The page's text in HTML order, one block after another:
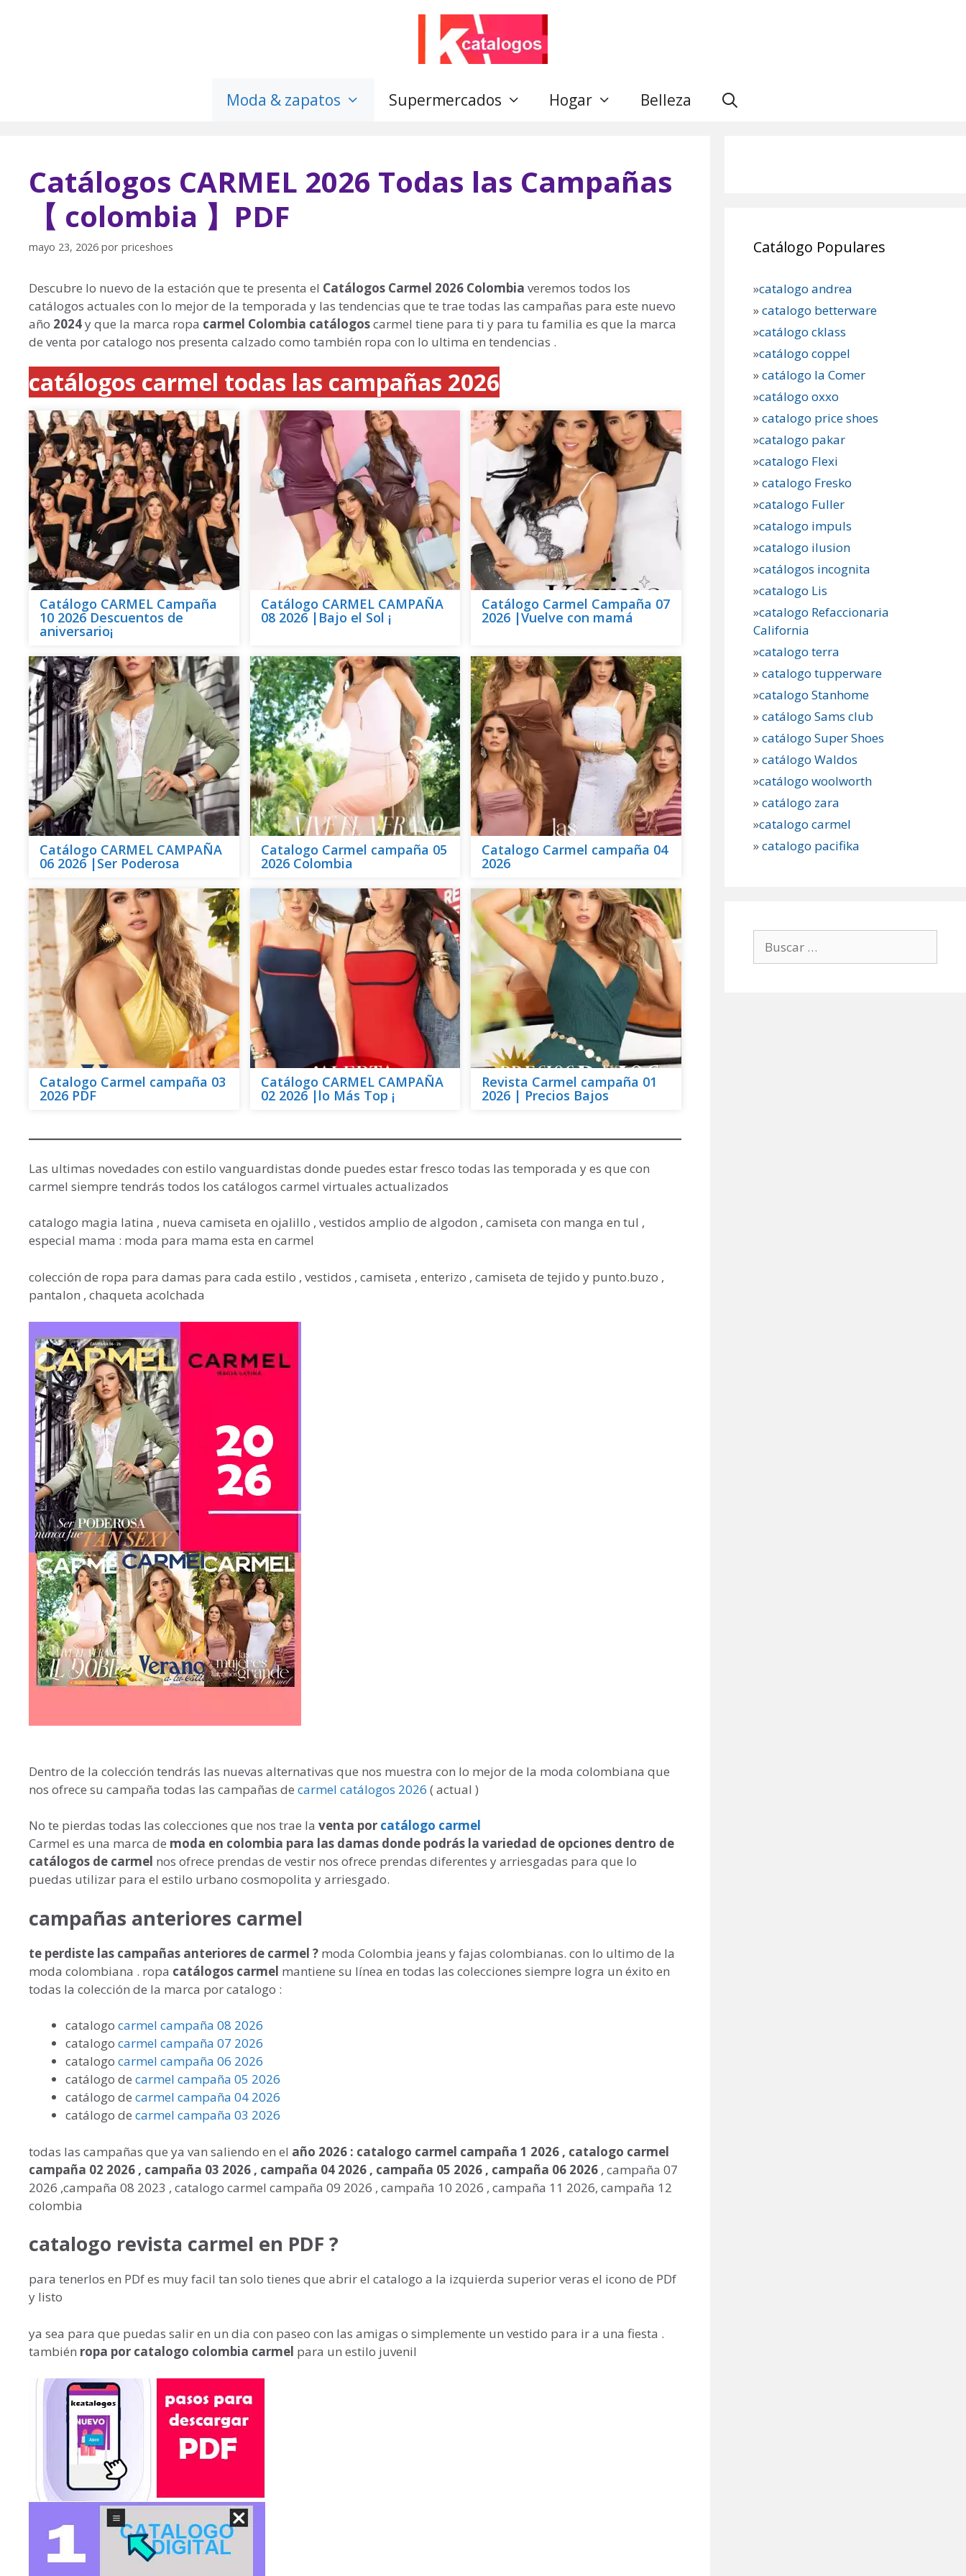
Moda & zapatos Supermercados Hogar Belleza
Catálogos CARMEL 2026 Todas las Campañas
【 colombia 】PDF
mayo 23, 2026 por priceshoes
Descubre lo nuevo de la estación que te presenta el Catálogos Carmel 2026 Colombia veremos todos los
catálogos actuales con lo mejor de la temporada y las tendencias que te trae todas las campañas para este nuevo
año 2024y que la marca ropa carmel Colombia catálogoscarmel tiene para ti y para tu familia es que la marca
de venta por catalogo nos presenta calzado como también ropa con lo ultima en tendencias .
catálogos carmel todas las campañas 2026
Catálogo CARMEL Campaña
10 2026 Descuentos de
aniversario¡
Catálogo CARMEL CAMPAÑA
08 2026 |Bajo el Sol ¡
Catálogo Carmel Campaña 07
2026 |Vuelve con mamá
Catálogo CARMEL CAMPAÑA
06 2026 |Ser Poderosa
Catalogo Carmel campaña 05
2026 Colombia
Catalogo Carmel campaña 04
2026
Catalogo Carmel campaña 03
2026 PDF
Catálogo CARMEL CAMPAÑA
02 2026 |lo Más Top ¡
Revista Carmel campaña 01
2026 | Precios Bajos
Las ultimas novedades con estilo vanguardistas donde puedes estar fresco todas las temporada y es que con
carmel siempre tendrás todos los catálogos carmel virtuales actualizados
catalogo magia latina , nueva camiseta en ojalillo , vestidos amplio de algodon , camiseta con manga en tul ,
especial mama : moda para mama esta en carmel
colección de ropa para damas para cada estilo , vestidos , camiseta , enterizo , camiseta de tejido y punto.buzo ,
pantalon , chaqueta acolchada
Dentro de la colección tendrás las nuevas alternativas que nos muestra con lo mejor de la moda colombiana que
nos ofrece su campaña todas las campañas de carmel catálogos 2026 ( actual )
No te pierdas todas las colecciones que nos trae la venta por catálogo carmel
Carmel es una marca de moda en colombia para las damas donde podrás la variedad de opciones dentro de
catálogos de carmel nos ofrece prendas de vestir nos ofrece prendas diferentes y arriesgadas para que lo
puedas utilizar para el estilo urbano cosmopolita y arriesgado.
campañas anteriores carmel
te perdiste las campañas anteriores de carmel ? moda Colombia jeans y fajas colombianas. con lo ultimo de la
moda colombiana . ropa catálogos carmel mantiene su línea en todas las colecciones siempre logra un éxito en
todas la colección de la marca por catalogo :
catalogo carmel campaña 08 2026
catalogo carmel campaña 07 2026
catalogo carmel campaña 06 2026
catálogo de carmel campaña 05 2026
catálogo de carmel campaña 04 2026
catálogo de carmel campaña 03 2026
todas las campañas que ya van saliendo en el año 2026 : catalogo carmel campaña 1 2026 , catalogo carmel
campaña 02 2026 , campaña 03 2026 , campaña 04 2026 , campaña 05 2026 , campaña 06 2026 , campaña 07
2026 ,campaña 08 2023 , catalogo carmel campaña 09 2026 , campaña 10 2026 , campaña 11 2026, campaña 12
colombia
catalogo revista carmel en PDF ?
para tenerlos en PDf es muy facil tan solo tienes que abrir el catalogo a la izquierda superior veras el icono de PDf
y listo
ya sea para que puedas salir en un dia con paseo con las amigas o simplemente un vestido para ir a una fiesta .
también ropa por catalogo colombia carmel para un estilo juvenil
Catálogo Populares
»catalogo andrea
»catalogo betterware
»catálogo cklass
»catálogo coppel
»catálogo la Comer
»catálogo oxxo
»catalogo price shoes
»catalogo pakar
»catalogo Flexi
»catalogo Fresko
»catalogo Fuller
»catalogo impuls
»catalogo ilusion
»catálogos incognita
»catalogo Lis
»catalogo Refaccionaria
California
»catalogo terra
»catalogo tupperware
»catalogo Stanhome
»catálogo Sams club
»catálogo Super Shoes
»catálogo Waldos
»catálogo woolworth
»catálogo zara
»catalogo carmel
»catalogo pacifika